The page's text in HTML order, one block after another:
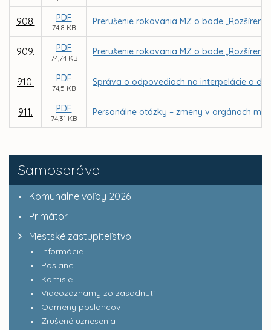
Samospráva
Komunálne voľby 2026
Primátor
Mestské zastupiteľstvo
Informácie
Poslanci
Komisie
Videozáznamy zo zasadnutí
Odmeny poslancov
Zrušené uznesenia
908. PDF
74,8 KB
Prerušenie rokovania MZ o bode
909. PDF
74,74 KB
Prerušenie rokovania MZ o bode
910. PDF
74,5 KB
Správa o odpovediach na interpelácie a
911. PDF
74,31 KB
Personálne otázky – zmeny v orgánoch